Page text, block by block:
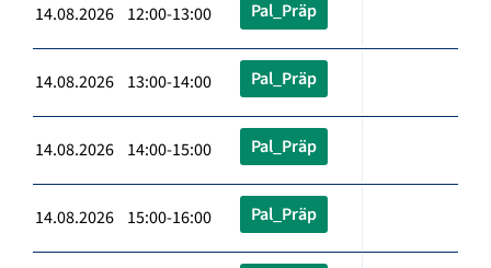
14.08.2026 12:00-13:00 Pal_Präp
14.08.2026 13:00-14:00 Pal_Präp
14.08.2026 14:00-15:00 Pal_Präp
14.08.2026 15:00-16:00 Pal_Präp